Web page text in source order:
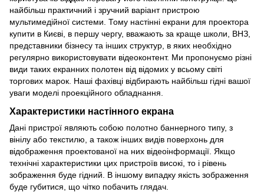
найбільш практичний і зручний варіант пристрою
мультимедійної системи. Тому настінні екрани для проектора
купити в Києві, в першу чергу, вважають за краще школи, ВНЗ,
представники бізнесу та інших структур, в яких необхідно
регулярно використовувати відеоконтент. Ми пропонуємо різні
види таких екранних полотен від відомих у всьому світі
торгових марок. Наші фахівці відбирають найбільш гідні вашої
уваги моделі проекційного обладнання.
Характеристики настінного екрана
Дані пристрої являють собою полотно баннерного типу, з
вінілу або текстилю, а також інших видів поверхонь для
відображення проектованої на них відеоінформації. Якщо
технічні характеристики цих пристроїв високі, то і рівень
зображення буде гідний. В іншому випадку якість зображення
буде губитися, що чітко побачить глядач.